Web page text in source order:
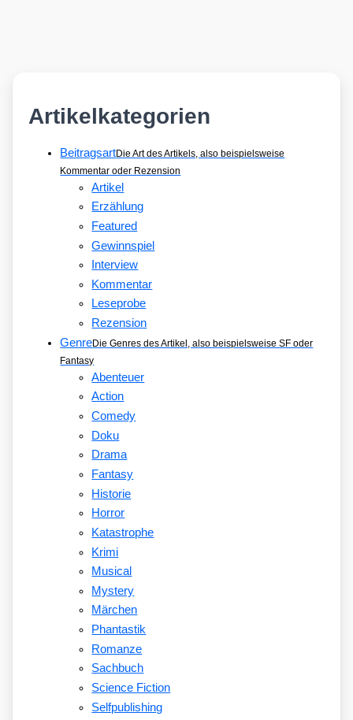
Artikelkategorien
BeitragsartDie Art des Artikels, also beispielsweise
Kommentar oder Rezension
Artikel
Erzählung
Featured
Gewinnspiel
Interview
Kommentar
Leseprobe
Rezension
GenreDie Genres des Artikel, also beispielsweise SF oder
Fantasy
Abenteuer
Action
Comedy
Doku
Drama
Fantasy
Historie
Horror
Katastrophe
Krimi
Musical
Mystery
Märchen
Phantastik
Romanze
Sachbuch
Science Fiction
Selfpublishing